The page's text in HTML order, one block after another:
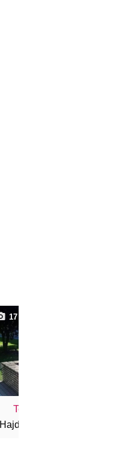
Tollas
Hajdúszoboszló
17